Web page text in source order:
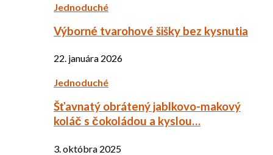
Jednoduché
Výborné tvarohové šišky bez kysnutia
22. januára 2026
Jednoduché
Šťavnatý obrátený jablkovo-makový
koláč s čokoládou a kyslou…
3. októbra 2025